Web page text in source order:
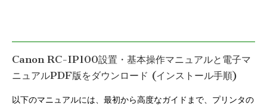
Canon RC-IP100設置・基本操作マニュアルと電子マ
ニュアルPDF版をダウンロード (インストール手順)
以下のマニュアルには、最初から高度なガイドまで、プリンタの